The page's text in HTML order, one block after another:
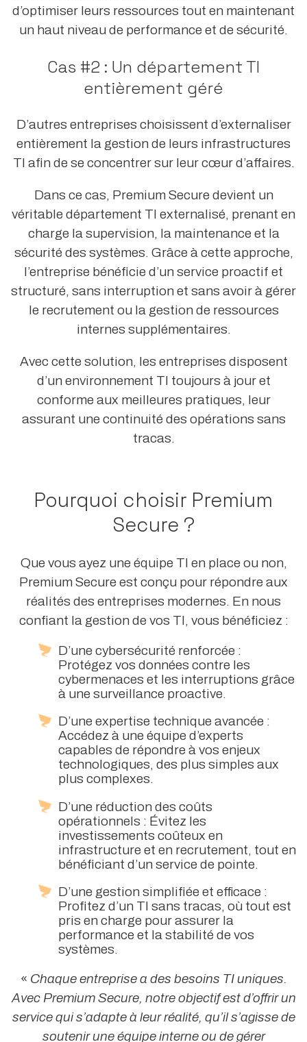
d’optimiser leurs ressources tout en maintenant
un haut niveau de performance et de sécurité.
Cas #2 : Un département TI
entièrement géré
D’autres entreprises choisissent d’externaliser
entièrement la gestion de leurs infrastructures
TI afin de se concentrer sur leur cœur d’affaires.
Dans ce cas, Premium Secure devient un
véritable département TI externalisé, prenant en
charge la supervision, la maintenance et la
sécurité des systèmes. Grâce à cette approche,
l’entreprise bénéficie d’un service proactif et
structuré, sans interruption et sans avoir à gérer
le recrutement ou la gestion de ressources
internes supplémentaires.
Avec cette solution, les entreprises disposent
d’un environnement TI toujours à jour et
conforme aux meilleures pratiques, leur
assurant une continuité des opérations sans
tracas.
Pourquoi choisir Premium
Secure ?
Que vous ayez une équipe TI en place ou non,
Premium Secure est conçu pour répondre aux
réalités des entreprises modernes. En nous
confiant la gestion de vos TI, vous bénéficiez :
D’une cybersécurité renforcée :
Protégez vos données contre les
cybermenaces et les interruptions grâce
à une surveillance proactive.
D’une expertise technique avancée :
Accédez à une équipe d’experts
capables de répondre à vos enjeux
technologiques, des plus simples aux
plus complexes.
D’une réduction des coûts
opérationnels : Évitez les
investissements coûteux en
infrastructure et en recrutement, tout en
bénéficiant d’un service de pointe.
D’une gestion simplifiée et efficace :
Profitez d’un TI sans tracas, où tout est
pris en charge pour assurer la
performance et la stabilité de vos
systèmes.
« Chaque entreprise a des besoins TI uniques.
Avec Premium Secure, notre objectif est d’offrir un
service qui s’adapte à leur réalité, qu’il s’agisse de
soutenir une équipe interne ou de gérer